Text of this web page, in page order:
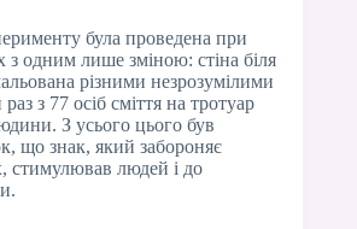
була проведена при
з одним лише зміною: стіна біля
різними незрозумілими
з 77 осіб сміття на тротуар
З усього цього був
що знак, який забороняє
стимулював людей і до